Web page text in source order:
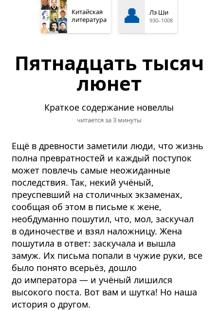
Китайская
литература
👤 Лэ Ши
930–1008
Пятнадцать тысяч
люнет
Краткое содержание новеллы
читается за 3 минуты
Ещё в древности заметили люди, что жизнь
полна превратностей и каждый поступок
может повлечь самые неожиданные
последствия. Так, некий учёный,
преуспевший на столичных экзаменах,
сообщая об этом в письме к жене,
необдуманно пошутил, что, мол, заскучал
в одиночестве и взял наложницу. Жена
пошутила в ответ: заскучала и вышла
замуж. Их письма попали в чужие руки, все
было понято всерьёз, дошло
до императора — и учёный лишился
высокого поста. Вот вам и шутка! Но наша
история о другом.